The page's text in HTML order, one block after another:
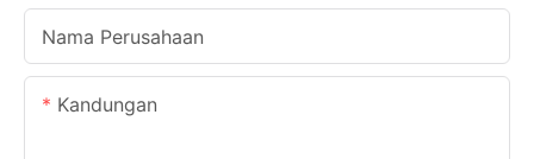
Nama Perusahaan
Kandungan